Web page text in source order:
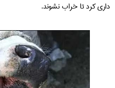
داری کرد تا خراب نشوند.